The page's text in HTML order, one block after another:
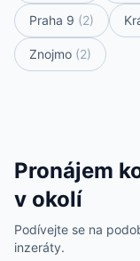
Praha 9 (2)
Znojmo (2)
Pronájem
v okolí
Podívejte se na
inzeráty.